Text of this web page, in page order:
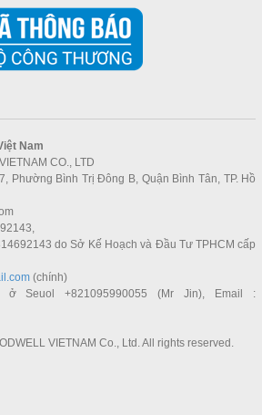
Nam
CO., LTD
Phường Bình Trị Đông B, Quận Bình Tân, TP. Hồ
do Sở Kế Hoạch và Đầu Tư TPHCM cấp
(chính)
ở Seuol +821095990055 (Mr Jin), Email :
VIETNAM Co., Ltd. All rights reserved.